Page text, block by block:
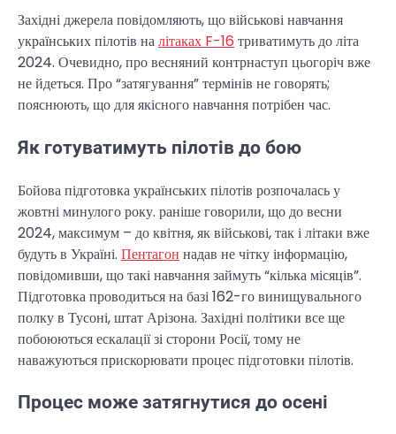
Західні джерела повідомляють, що військові навчання
українських пілотів налітаках F-16 триватимуть до літа
2024. Очевидно, про весняний контрнаступ цьогоріч вже
не йдеться. Про “затягування” термінів не говорять;
пояснюють, що для якісного навчання потрібен час.
Як готуватимуть пілотів до бою
Бойова підготовка українських пілотів розпочалась у
жовтні минулого року. раніше говорили, що до весни
2024, максимум – до квітня, як військові, так і літаки вже
будуть в Україні. Пентагон надав не чітку інформацію,
повідомивши, що такі навчання займуть “кілька місяців”.
Підготовка проводиться на базі 162-го винищувального
полку в Тусоні, штат Арізона. Західні політики все ще
побоюються ескалації зі сторони Росії, тому не
наважуються прискорювати процес підготовки пілотів.
Процес може затягнутися до осені